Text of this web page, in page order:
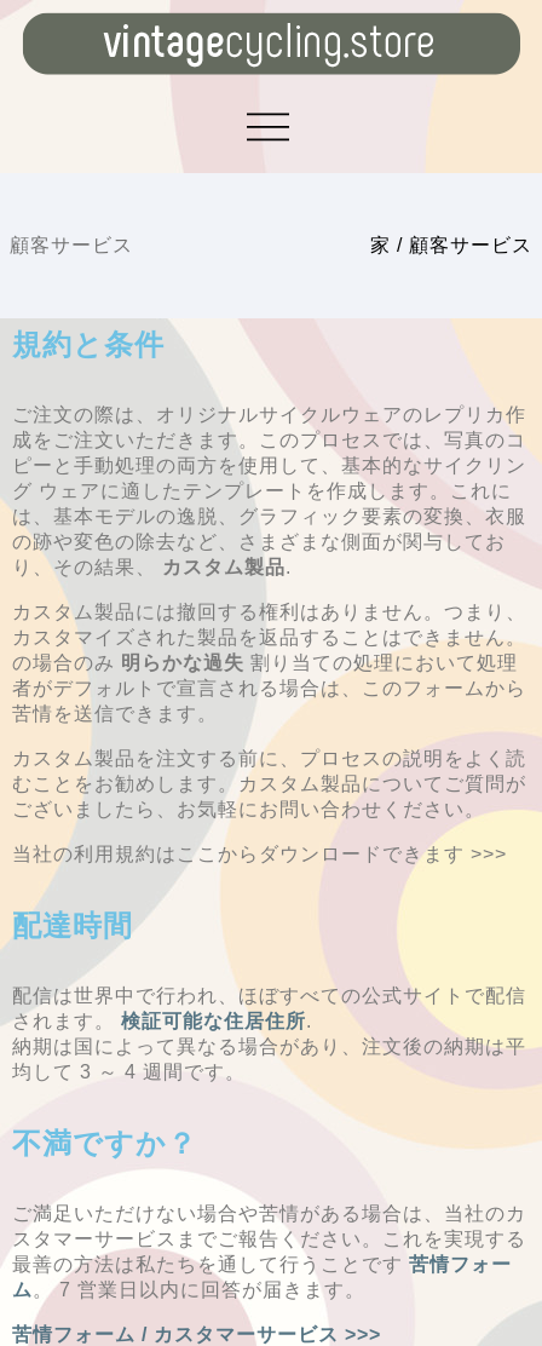
顧客サービス 家 / 顧客サービス
規約と条件
ご注文の際は、オリジナルサイクルウェアのレプリカ作
成をご注文いただきます。このプロセスでは、写真のコ
ピーと手動処理の両方を使用して、基本的なサイクリン
グ ウェアに適したテンプレートを作成します。これに
は、基本モデルの逸脱、グラフィック要素の変換、衣服
の跡や変色の除去など、さまざまな側面が関与してお
り、その結果、
カスタム製品.
カスタム製品には撤回する権利はありません。つまり、
カスタマイズされた製品を返品することはできません。
の場合のみ 明らかな過失 割り当ての処理において処理
者がデフォルトで宣言される場合は、このフォームから
苦情を送信できます。
カスタム製品を注文する前に、プロセスの説明をよく読
むことをお勧めします。カスタム製品についてご質問が
ございましたら、お気軽にお問い合わせください。
当社の利用規約はここからダウンロードできます >>>
配達時間
配信は世界中で行われ、ほぼすべての公式サイトで配信
されます。 検証可能な住居住所.
納期は国によって異なる場合があり、注文後の納期は平
均して 3 ～ 4 週間です。
不満ですか？
ご満足いただけない場合や苦情がある場合は、当社のカ
スタマーサービスまでご報告ください。これを実現する
最善の方法は私たちを通して行うことです 苦情フォー
ム 。 7 営業日以内に回答が届きます。
苦情フォーム / カスタマーサービス >>>